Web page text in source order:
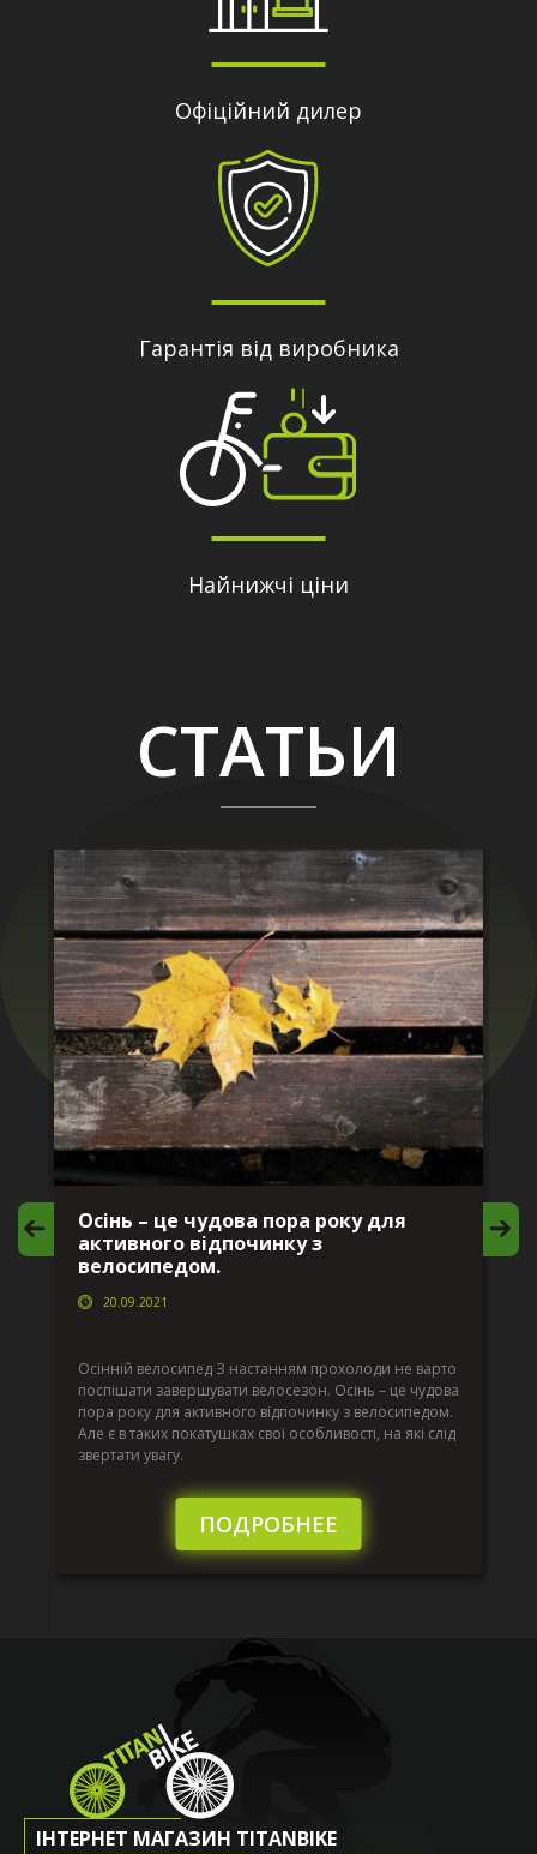
Офіційний дилер
Гарантія від виробника
Найнижчі ціни
СТАТЬИ
Осінь – це чудова пора року для
активного відпочинку з
велосипедом.
20.09.2021
Осінній велосипед З настанням прохолоди не варто
поспішати завершувати велосезон. Осінь – це чудова
пора року для активного відпочинку з велосипедом.
Але є в таких покатушках свої особливості, на які слід
звертати увагу.
ПОДРОБНЕЕ
ІНТЕРНЕТ МАГАЗИН TITANBIKE